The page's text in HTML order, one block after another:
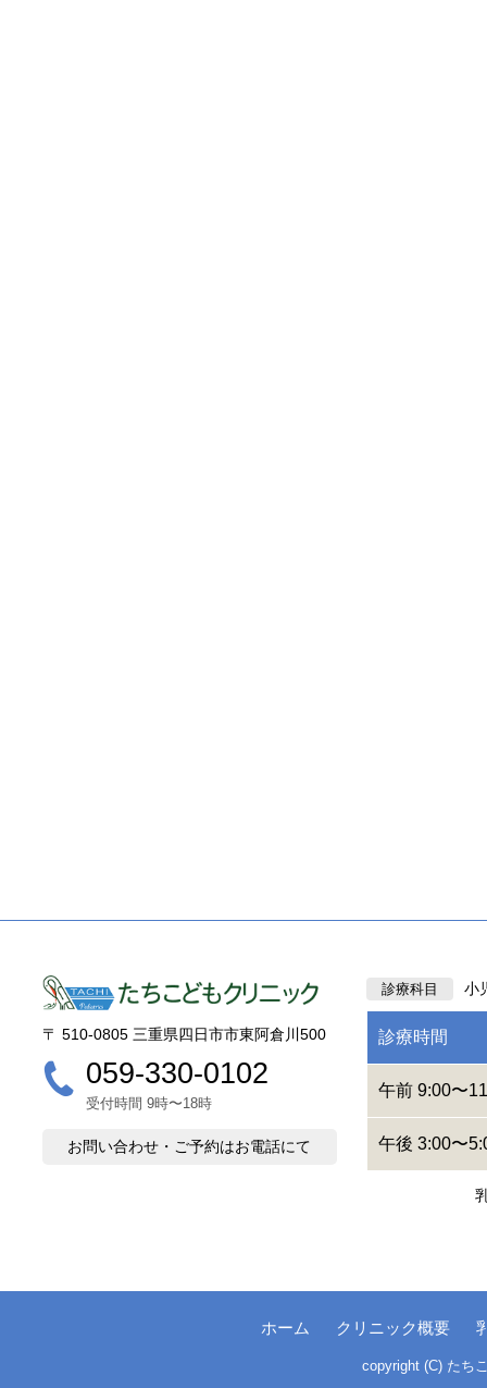
〒 510-0805 三重県四日市市東阿倉川500
059-330-0102
受付時間 9時〜18時
お問い合わせ・ご予約はお電話にて
診療科目 小
診療時間
午前 9:00〜
午後 3:00〜
ホーム クリニック概要
copyright (C) たち